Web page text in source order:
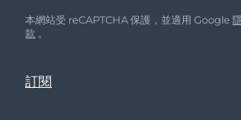
本網站受 reCAPTCHA 保護，並適用 Google
款 。